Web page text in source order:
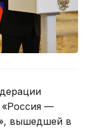
«Россия —
вышедшей в